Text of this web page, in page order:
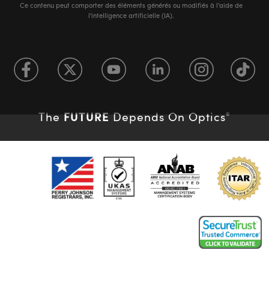
Ce contenu peut comporter des éléments générés ou modifiés à l'aide de
l'intelligence artificielle (IA).
The FUTURE Depends On Optics®